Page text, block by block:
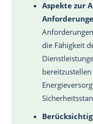
Aspekte zur
die Fähigkeit